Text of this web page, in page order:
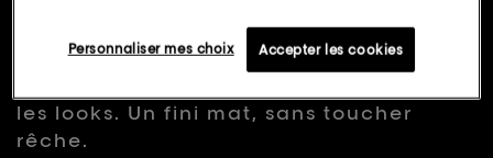
page.
Le spray Volume Panache apporte un
les looks. Un fini mat, sans toucher
rêche.
Accepter les cookies
Personnaliser mes choix